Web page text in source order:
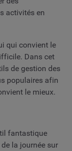
activités en
qui convient le
Dans cet
de gestion des
populaires afin
le mieux.
fantastique
la journée sur